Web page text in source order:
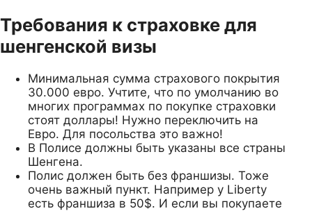
Требования к страховке для
шенгенской визы
Минимальная сумма страхового покрытия
30.000 евро. Учтите, что по умолчанию во
многих программах по покупке страховки
стоят доллары! Нужно переключить на
Евро. Для посольства это важно!
В Полисе должны быть указаны все страны
Шенгена.
Полис должен быть без франшизы. Тоже
очень важный пункт. Например у Liberty
есть франшиза в 50$. И если вы покупаете